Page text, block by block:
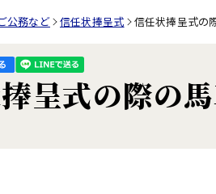
公務など 信任状捧呈式 信任状捧呈式の
呈式の際の